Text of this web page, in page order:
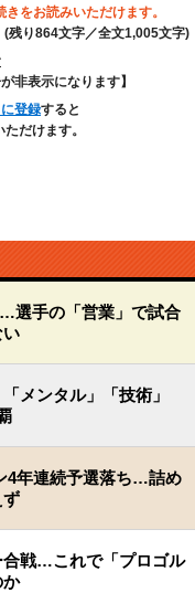
きをお読みいただけます。
(残り864文字／全文1,005文字)
非表示になります】
登録すると
だけます。
選手の「営業」で試合
い
メンタル」「技術」
4年連続予選落ち…詰め
ず
合戦…これで「プロゴル
か